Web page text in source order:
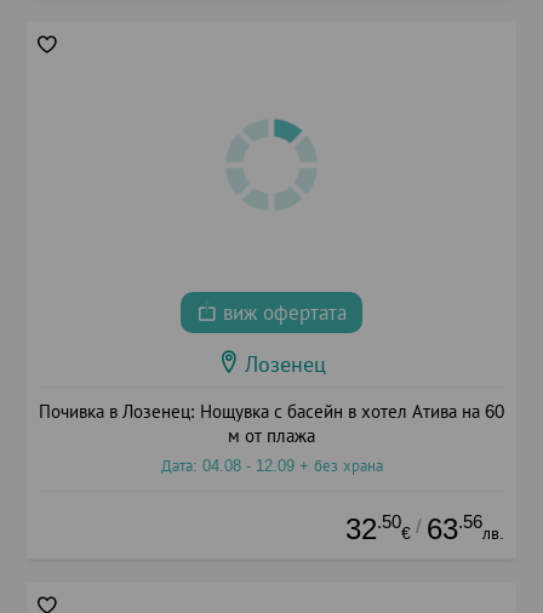
виж офертата
Лозенец
Почивка в Лозенец: Нощувка с басейн в хотел Атива на 60
м от плажа
Дата: 04.08 - 12.09 + без храна
32.50
€ / 63.56
лв.